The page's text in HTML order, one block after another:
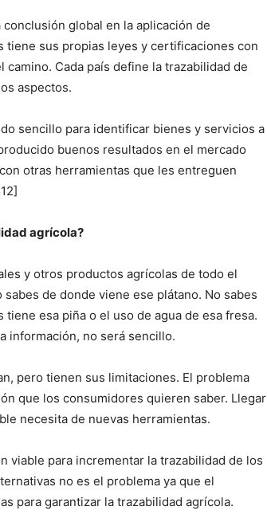
global en la aplicación de
tiene sus propias leyes y certificaciones con
Cada país define la trazabilidad de
aspectos.
sencillo para identificar bienes y servicios a
buenos resultados en el mercado
otras herramientas que les entreguen
agrícola?
y otros productos agrícolas de todo el
de donde viene ese plátano. No sabes
esa piña o el uso de agua de esa fresa.
información, no será sencillo.
pero tienen sus limitaciones. El problema
que los consumidores quieren saber. Llegar
necesita de nuevas herramientas.
viable para incrementar la trazabilidad de los
no es el problema ya que el
para garantizar la trazabilidad agrícola.